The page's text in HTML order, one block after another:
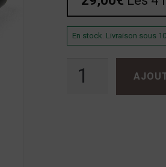
En stock. Livraison sous